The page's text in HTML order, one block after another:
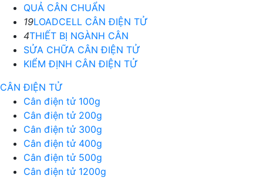
QUẢ CÂN CHUẨN
19LOADCELL CÂN ĐIỆN TỬ
4THIẾT BỊ NGÀNH CÂN
SỬA CHỮA CÂN ĐIỆN TỬ
KIỂM ĐỊNH CÂN ĐIỆN TỬ
CÂN ĐIỆN TỬ
Cân điện tử 100g
Cân điện tử 200g
Cân điện tử 300g
Cân điện tử 400g
Cân điện tử 500g
Cân điện tử 1200g